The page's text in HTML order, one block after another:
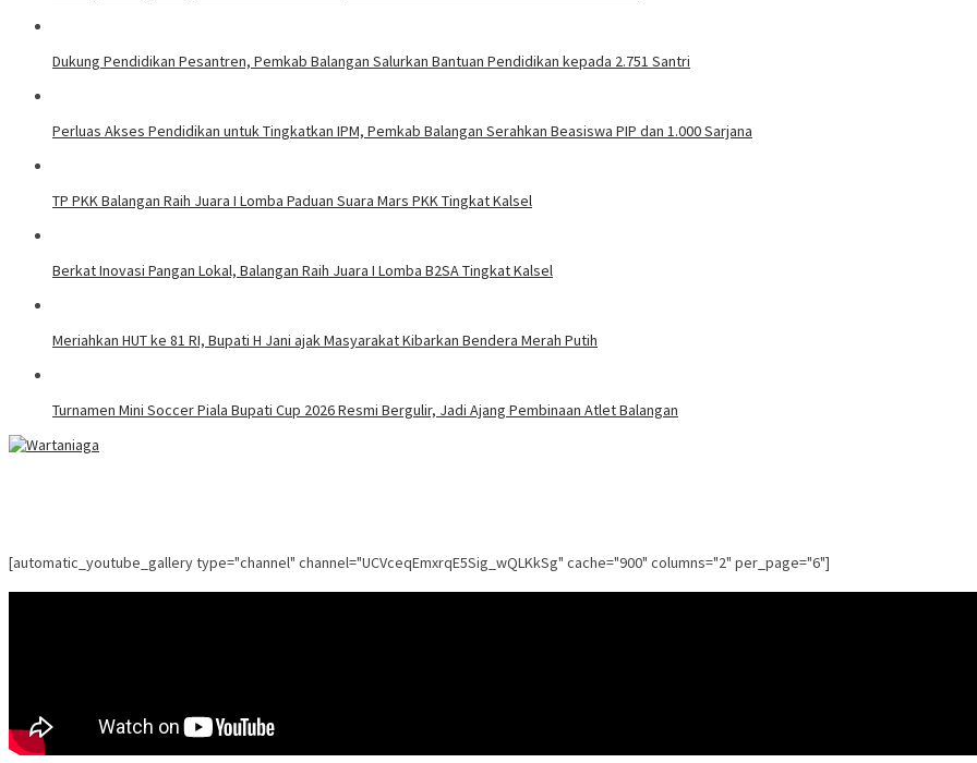
Dukung Pendidikan Pesantren, Pemkab Balangan Salurkan Bantuan Pendidikan kepada 2.751 Santri
Perluas Akses Pendidikan untuk Tingkatkan IPM, Pemkab Balangan Serahkan Beasiswa PIP dan 1.000 Sarjana
TP PKK Balangan Raih Juara I Lomba Paduan Suara Mars PKK Tingkat Kalsel
Berkat Inovasi Pangan Lokal, Balangan Raih Juara I Lomba B2SA Tingkat Kalsel
Meriahkan HUT ke 81 RI, Bupati H Jani ajak Masyarakat Kibarkan Bendera Merah Putih
Turnamen Mini Soccer Piala Bupati Cup 2026 Resmi Bergulir, Jadi Ajang Pembinaan Atlet Balangan
[automatic_youtube_gallery type="channel" channel="UCVceqEmxrqE5Sig_wQLKkSg" cache="900" columns="2" per_page="6"]